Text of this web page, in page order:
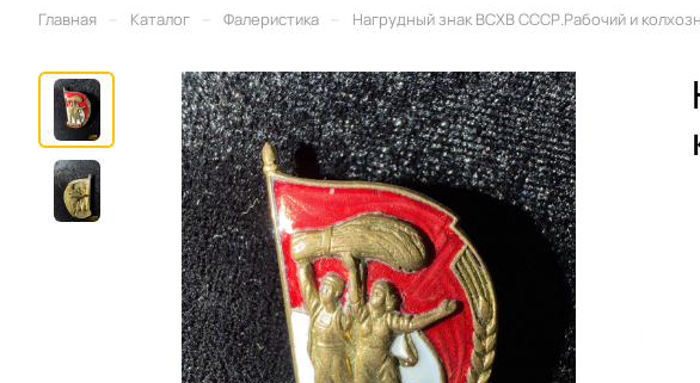
Главная Каталог Фалеристика Нагрудный знак ВСХВ СССР.Рабочий и